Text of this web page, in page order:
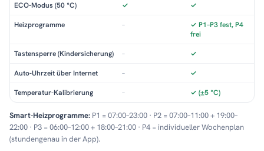
ECO-Modus (50 °C) ✓ ✓
Heizprogramme –
✓ P1–P3 fest, P4
frei
Tastensperre (Kindersicherung) – ✓
Auto-Uhrzeit über Internet – ✓
Temperatur-Kalibrierung – ✓ (±5 °C)
Smart-Heizprogramme: P1 = 07:00–23:00 · P2 = 07:00–11:00 + 19:00–
22:00 · P3 = 06:00–12:00 + 18:00–21:00 · P4 = individueller Wochenplan
(stundengenau in der App).